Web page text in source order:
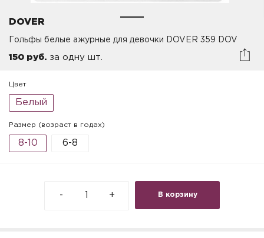
DOVER
Гольфы белые ажурные для девочки DOVER 359 DOV
150 руб. за одну шт.
Цвет
Белый
Размер (возраст в годах)
8-10 6-8
В корзину
- +